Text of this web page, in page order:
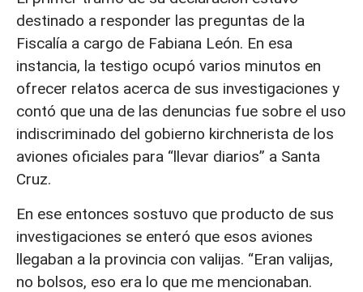
destinado a responder las preguntas de la
Fiscalía a cargo de Fabiana León. En esa
instancia, la testigo ocupó varios minutos en
ofrecer relatos acerca de sus investigaciones y
contó que una de las denuncias fue sobre el uso
indiscriminado del gobierno kirchnerista de los
aviones oficiales para “llevar diarios” a Santa
Cruz.
En ese entonces sostuvo que producto de sus
investigaciones se enteró que esos aviones
llegaban a la provincia con valijas. “Eran valijas,
no bolsos, eso era lo que me mencionaban.